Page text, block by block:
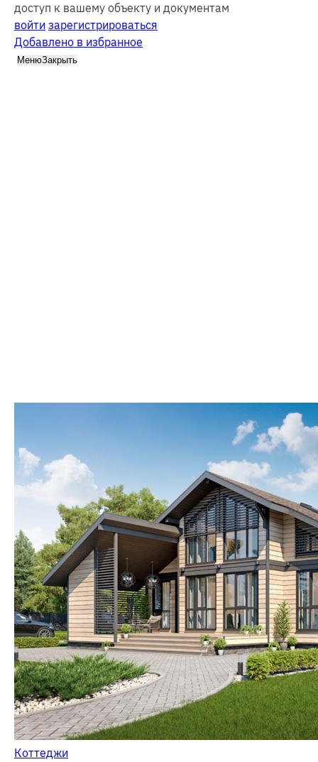
доступ к вашему объекту и документам
войти зарегистрироваться
Добавлено в избранное
МенюЗакрыть
Каталог
Коттеджи